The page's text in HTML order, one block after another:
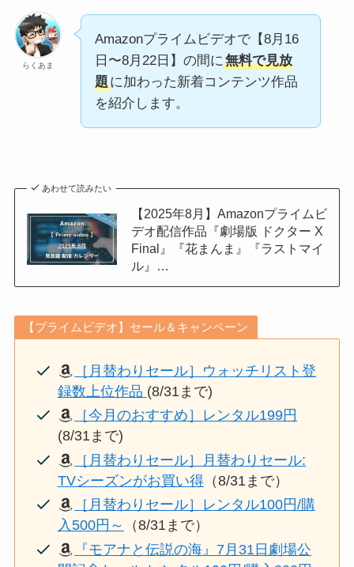
らくあま
Amazonプライムビデオで【8月16
日〜8月22日】の間に無料で見放
題に加わった新着コンテンツ作品
を紹介します。
あわせて読みたい
【2025年8月】Amazonプライムビ
デオ配信作品『劇場版 ドクター X
Final』『花まんま』『ラストマイ
ル』…
【プライムビデオ】セール＆キャンペーン
［月替わりセール］ウォッチリスト登
録数上位作品 (8/31まで)
［今月のおすすめ］レンタル199円
(8/31まで)
［月替わりセール］月替わりセール:
TVシーズンがお買い得（8/31まで）
［月替わりセール］レンタル100円/購
入500円～
（8/31まで）
『モアナと伝説の海』7月31日劇場公